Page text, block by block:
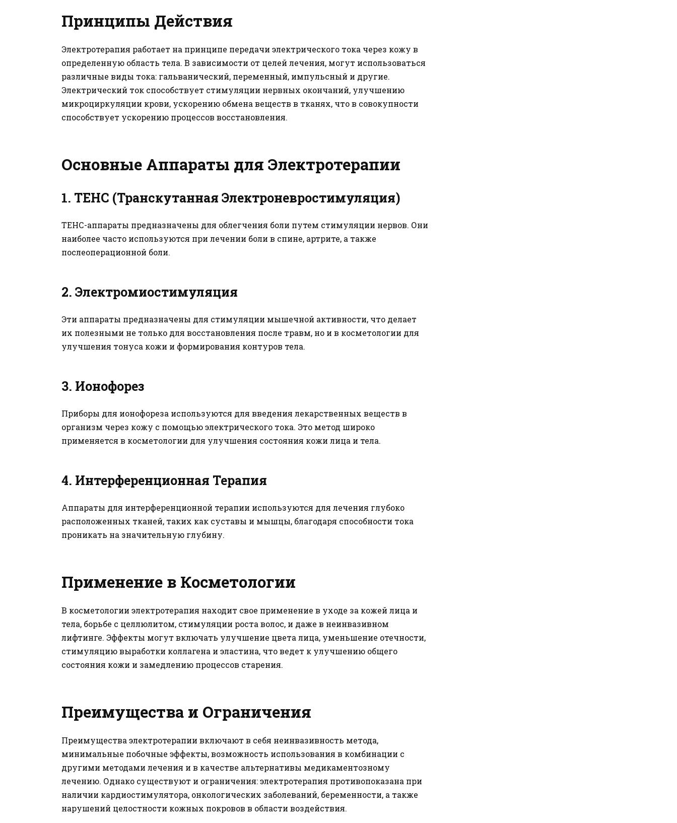
Принципы Действия
Электротерапия работает на принципе передачи электрического тока через кожу в
определенную область тела. В зависимости от целей лечения, могут использоваться
различные виды тока: гальванический, переменный, импульсный и другие.
Электрический ток способствует стимуляции нервных окончаний, улучшению
микроциркуляции крови, ускорению обмена веществ в тканях, что в совокупности
способствует ускорению процессов восстановления.
Основные Аппараты для Электротерапии
1. ТЕНС (Транскутанная Электроневростимуляция)
ТЕНС-аппараты предназначены для облегчения боли путем стимуляции нервов. Они
наиболее часто используются при лечении боли в спине, артрите, а также
послеоперационной боли.
2. Электромиостимуляция
Эти аппараты предназначены для стимуляции мышечной активности, что делает
их полезными не только для восстановления после травм, но и в косметологии для
улучшения тонуса кожи и формирования контуров тела.
3. Ионофорез
Приборы для ионофореза используются для введения лекарственных веществ в
организм через кожу с помощью электрического тока. Это метод широко
применяется в косметологии для улучшения состояния кожи лица и тела.
4. Интерференционная Терапия
Аппараты для интерференционной терапии используются для лечения глубоко
расположенных тканей, таких как суставы и мышцы, благодаря способности тока
проникать на значительную глубину.
Применение в Косметологии
В косметологии электротерапия находит свое применение в уходе за кожей лица и
тела, борьбе с целлюлитом, стимуляции роста волос, и даже в неинвазивном
лифтинге. Эффекты могут включать улучшение цвета лица, уменьшение отечности,
стимуляцию выработки коллагена и эластина, что ведет к улучшению общего
состояния кожи и замедлению процессов старения.
Преимущества и Ограничения
Преимущества электротерапии включают в себя неинвазивность метода,
минимальные побочные эффекты, возможность использования в комбинации с
другими методами лечения и в качестве альтернативы медикаментозному
лечению. Однако существуют и ограничения: электротерапия противопоказана при
наличии кардиостимулятора, онкологических заболеваний, беременности, а также
нарушений целостности кожных покровов в области воздействия.